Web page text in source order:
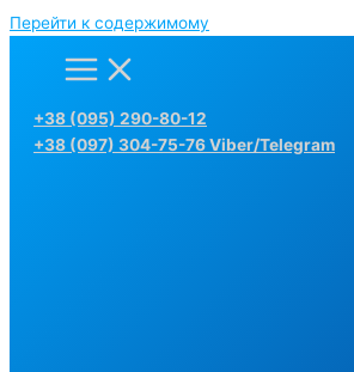
Перейти к содержимому
+38 (095) 290-80-12
+38 (097) 304-75-76 Viber/Telegram